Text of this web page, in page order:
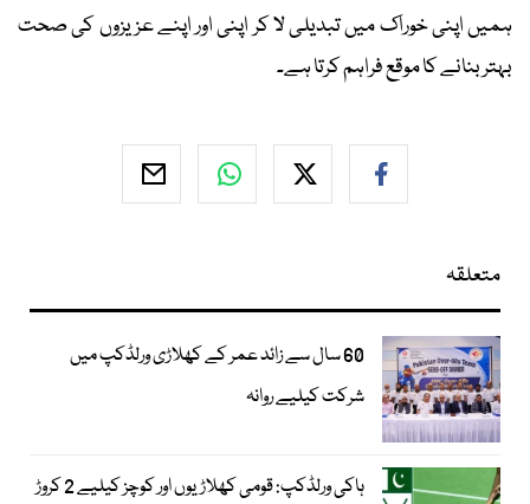
ہمیں اپنی خوراک میں تبدیلی لا کر اپنی اور اپنے عزیزوں کی صحت
بہتر بنانے کا موقع فراہم کرتا ہے۔
متعلقہ
60 سال سے زائد عمر کے کھلاڑی ورلڈکپ میں
شرکت کیلیے روانہ
ہاکی ورلڈکپ: قومی کھلاڑیوں اور کوچز کیلیے 2 کروڑ